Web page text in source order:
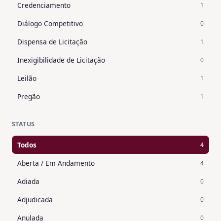
Credenciamento 1
Diálogo Competitivo 0
Dispensa de Licitação 1
Inexigibilidade de Licitação 0
Leilão 1
Pregão 1
STATUS
Todos 4
Aberta / Em Andamento 4
Adiada 0
Adjudicada 0
Anulada 0